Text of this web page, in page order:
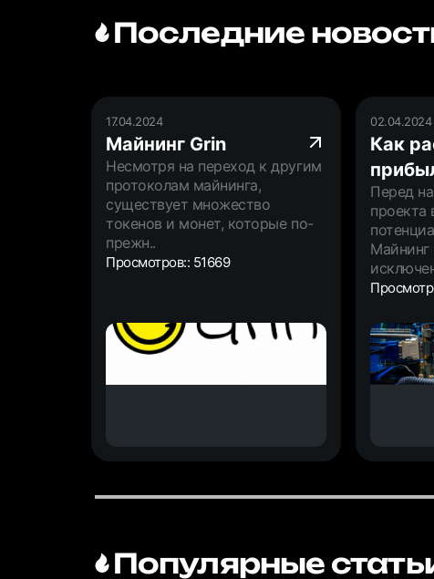
Последние
17.04.2024
Майнинг Grin
Несмотря на переход к другим
протоколам майнинга,
существует множество
токенов и монет, которые по-
прежн..
Просмотров:: 51669
02.04.2024
Как
Перед
проекта
Майнинг
Популярные